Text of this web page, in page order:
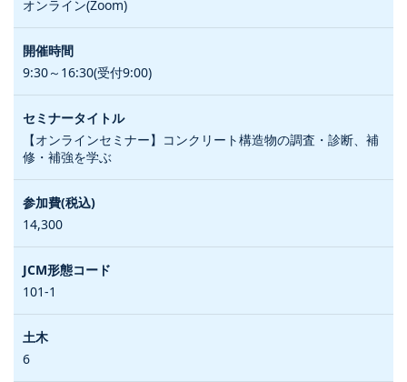
オンライン(Zoom)
9:30～16:30(受付9:00)
【オンラインセミナー】コンクリート構造物の調査・診断、補
修・補強を学ぶ
14,300
101-1
6